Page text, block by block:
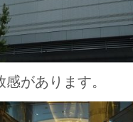
があります。